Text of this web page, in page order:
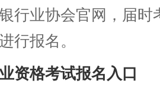
行业协会官网，届时
行报名。
资格考试报名入口